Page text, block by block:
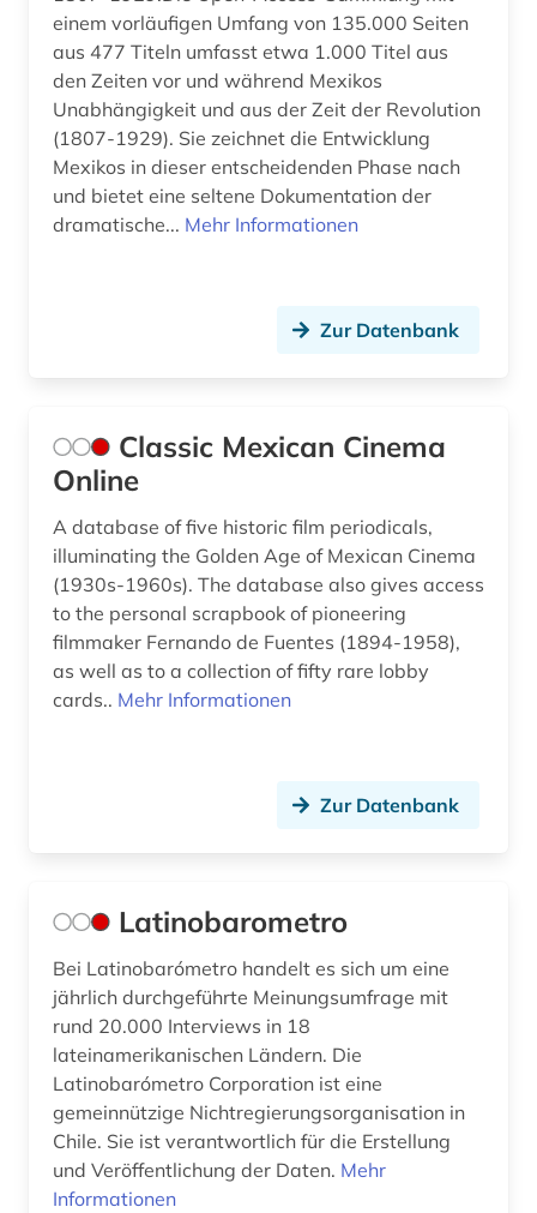
einem vorläufigen Umfang von 135.000 Seiten
aus 477 Titeln umfasst etwa 1.000 Titel aus
den Zeiten vor und während Mexikos
Unabhängigkeit und aus der Zeit der Revolution
(1807-1929). Sie zeichnet die Entwicklung
Mexikos in dieser entscheidenden Phase nach
und bietet eine seltene Dokumentation der
dramatische... Mehr Informationen
Zur Datenbank
Classic Mexican Cinema
Online
A database of five historic film periodicals,
illuminating the Golden Age of Mexican Cinema
(1930s-1960s). The database also gives access
to the personal scrapbook of pioneering
filmmaker Fernando de Fuentes (1894-1958),
as well as to a collection of fifty rare lobby
cards.. Mehr Informationen
Zur Datenbank
Latinobarometro
Bei Latinobarómetro handelt es sich um eine
jährlich durchgeführte Meinungsumfrage mit
rund 20.000 Interviews in 18
lateinamerikanischen Ländern. Die
Latinobarómetro Corporation ist eine
gemeinnützige Nichtregierungsorganisation in
Chile. Sie ist verantwortlich für die Erstellung
und Veröffentlichung der Daten. Mehr
Informationen